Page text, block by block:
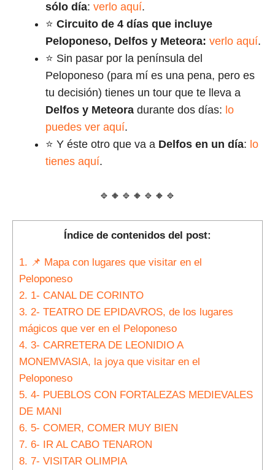
sólo día: verlo aquí.
⭐ Circuito de 4 días que incluye
Peloponeso, Delfos y Meteora: verlo aquí.
⭐ Sin pasar por la península del
Peloponeso (para mí es una pena, pero es
tu decisión) tienes un tour que te lleva a
Delfos y Meteora durante dos días: lo
puedes ver aquí.
⭐ Y éste otro que va a Delfos en un día: lo
tienes aquí.
🔹🔸🔹🔸🔹🔸🔹
Índice de contenidos del post:
1. 📌 Mapa con lugares que visitar en el
Peloponeso
2. 1- CANAL DE CORINTO
3. 2- TEATRO DE EPIDAVROS, de los lugares
mágicos que ver en el Peloponeso
4. 3- CARRETERA DE LEONIDIO A
MONEMVASIA, la joya que visitar en el
Peloponeso
5. 4- PUEBLOS CON FORTALEZAS MEDIEVALES
DE MANI
6. 5- COMER, COMER MUY BIEN
7. 6- IR AL CABO TENARON
8. 7- VISITAR OLIMPIA